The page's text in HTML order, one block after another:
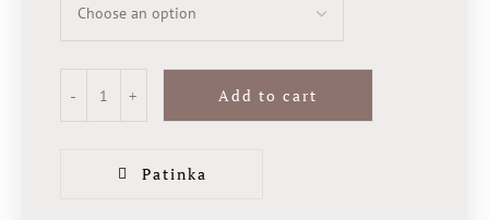
Add to cart
Patinka